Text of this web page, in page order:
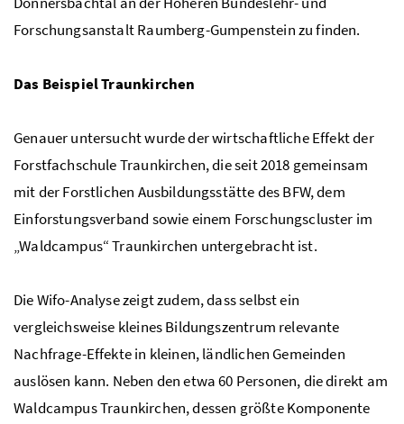
Forschungsanstalt Raumberg-Gumpenstein zu finden.
Das Beispiel Traunkirchen
Genauer untersucht wurde der wirtschaftliche Effekt der
Forstfachschule Traunkirchen, die seit 2018 gemeinsam
mit der Forstlichen Ausbildungsstätte desBFW, dem
Einforstungsverband sowie einem Forschungscluster im
„Waldcampus“ Traunkirchen untergebracht ist.
DieWifo-Analyse zeigt zudem, dass selbst ein
vergleichsweise kleines Bildungszentrum relevante
Nachfrage-Effekte in kleinen, ländlichen Gemeinden
auslösen kann. Neben den etwa 60 Personen, die direkt am
Waldcampus Traunkirchen, dessen größte Komponente